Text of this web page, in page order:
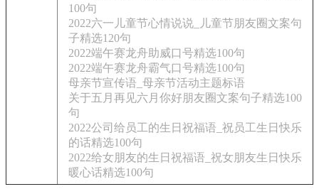
100句
2022六一儿童节心情说说_儿童节朋友圈文案句
子精选120句
2022端午赛龙舟助威口号精选100句
2022端午赛龙舟霸气口号精选100句
母亲节宣传语_母亲节活动主题标语
关于五月再见六月你好朋友圈文案句子精选100
句
2022公司给员工的生日祝福语_祝员工生日快乐
的话精选100句
2022给女朋友的生日祝福语_祝女朋友生日快乐
暖心话精选100句